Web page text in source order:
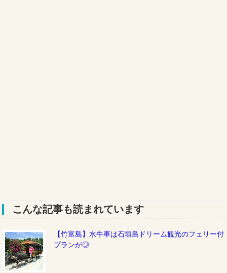
こんな記事も読まれています
【竹富島】水牛車は石垣島ドリーム観光のフェリー付
プランが◎